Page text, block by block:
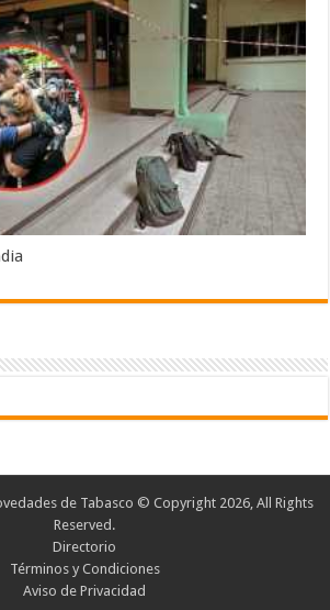
de Tabasco © Copyright 2026, All Rights
Reserved.
Directorio
Términos y Condiciones
Aviso de Privacidad